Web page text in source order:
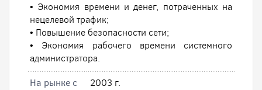
• Экономия времени и денег, потраченных на
нецелевой трафик;
• Повышение безопасности сети;
• Экономия рабочего времени системного
администратора.
На рынке с
2003 г.